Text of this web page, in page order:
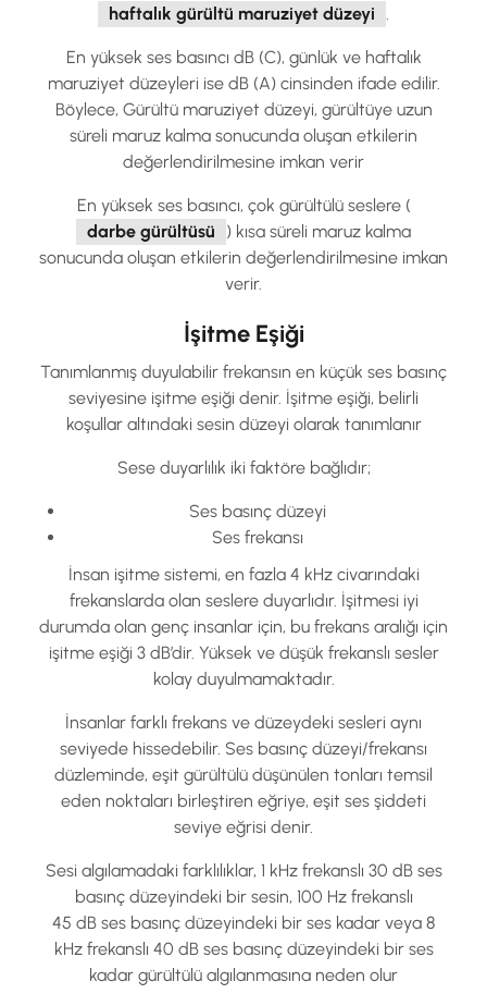
haftalık gürültü maruziyet düzeyi
En yüksek ses basıncı dB (C), günlük ve haftalık
maruziyet düzeyleri ise dB (A) cinsinden ifade edilir.
Böylece, Gürültü maruziyet düzeyi, gürültüye uzun
süreli maruz kalma sonucunda oluşan etkilerin
değerlendirilmesine imkan verir
En yüksek ses basıncı, çok gürültülü seslere (
darbe gürültüsü
) kısa süreli maruz kalma
sonucunda oluşan etkilerin değerlendirilmesine imkan
verir.
İşitme Eşiği
Tanımlanmış duyulabilir frekansın en küçük ses basınç
seviyesine işitme eşiği denir. İşitme eşiği, belirli
koşullar altındaki sesin düzeyi olarak tanımlanır
Sese duyarlılık iki faktöre bağlıdır;
Ses basınç düzeyi
Ses frekansı
İnsan işitme sistemi, en fazla 4 kHz civarındaki
frekanslarda olan seslere duyarlıdır. İşitmesi iyi
durumda olan genç insanlar için, bu frekans aralığı için
işitme eşiği 3 dB’dir. Yüksek ve düşük frekanslı sesler
kolay duyulmamaktadır.
İnsanlar farklı frekans ve düzeydeki sesleri aynı
seviyede hissedebilir. Ses basınç düzeyi/frekansı
düzleminde, eşit gürültülü düşünülen tonları temsil
eden noktaları birleştiren eğriye, eşit ses şiddeti
seviye eğrisi denir.
Sesi algılamadaki farklılıklar, 1 kHz frekanslı 30 dB ses
basınç düzeyindeki bir sesin, 100 Hz frekanslı
45 dB ses basınç düzeyindeki bir ses kadar veya 8
kHz frekanslı 40 dB ses basınç düzeyindeki bir ses
kadar gürültülü algılanmasına neden olur